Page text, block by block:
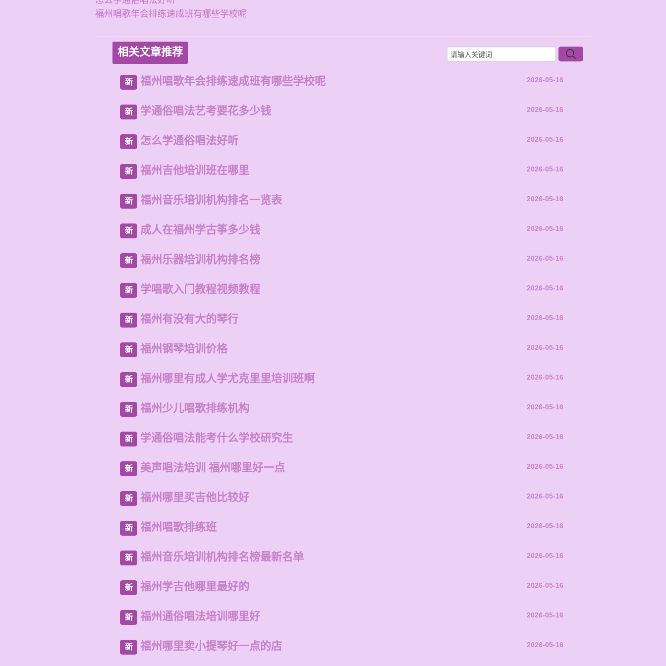
福州唱歌年会排练速成班有哪些学校呢
相关文章推荐
新 福州唱歌年会排练速成班有哪些学校呢 2026-05-16
新 学通俗唱法艺考要花多少钱 2026-05-16
新 怎么学通俗唱法好听 2026-05-16
新 福州吉他培训班在哪里 2026-05-16
新 福州音乐培训机构排名一览表 2026-05-16
新 成人在福州学古筝多少钱 2026-05-16
新 福州乐器培训机构排名榜 2026-05-16
新 学唱歌入门教程视频教程 2026-05-16
新 福州有没有大的琴行 2026-05-16
新 福州钢琴培训价格 2026-05-16
新 福州哪里有成人学尤克里里培训班啊 2026-05-16
新 福州少儿唱歌排练机构 2026-05-16
新 学通俗唱法能考什么学校研究生 2026-05-16
新 美声唱法培训 福州哪里好一点 2026-05-16
新 福州哪里买吉他比较好 2026-05-16
新 福州唱歌排练班 2026-05-16
新 福州音乐培训机构排名榜最新名单 2026-05-16
新 福州学吉他哪里最好的 2026-05-16
新 福州通俗唱法培训哪里好 2026-05-16
新 福州哪里卖小提琴好一点的店 2026-05-16